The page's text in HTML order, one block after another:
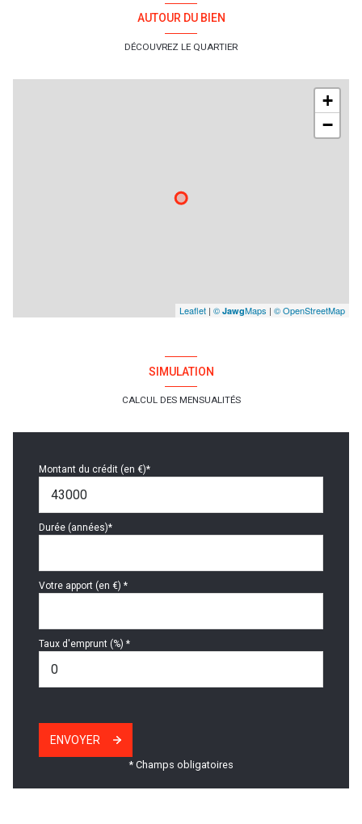
AUTOUR DU BIEN
DÉCOUVREZ LE QUARTIER
+
−
Leaflet | © JawgMaps | © OpenStreetMap
SIMULATION
CALCUL DES MENSUALITÉS
Montant du crédit (en €)*
Durée (années)*
Votre apport (en €) *
Taux d'emprunt (%) *
ENVOYER
* Champs obligatoires